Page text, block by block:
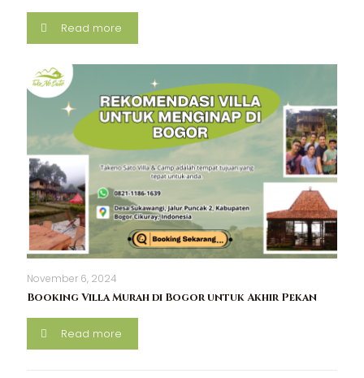
Read more
November 6, 2024
Booking Villa Murah di Bogor untuk Akhir Pekan
Read more